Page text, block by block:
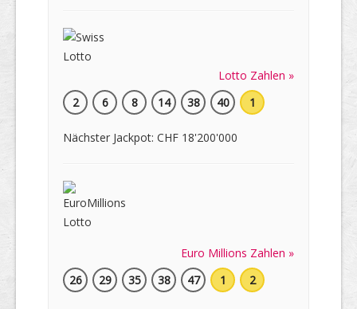
Lotto Zahlen »
2
6 8 14 38 40 1
Nächster Jackpot: CHF 18'200'000
Euro Millions Zahlen »
26
29 35 38 47 1 2